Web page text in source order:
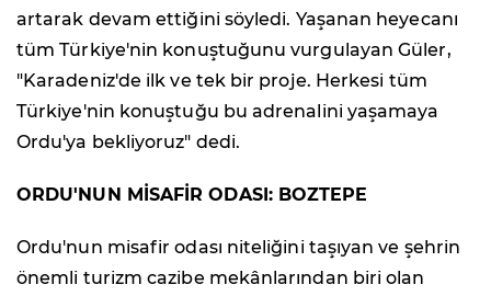
artarak devam ettiğini söyledi. Yaşanan heyecanı
tüm Türkiye'nin konuştuğunu vurgulayan Güler,
"Karadeniz'de ilk ve tek bir proje. Herkesi tüm
Türkiye'nin konuştuğu bu adrenalini yaşamaya
Ordu'ya bekliyoruz" dedi.
ORDU'NUN MİSAFİR ODASI: BOZTEPE
Ordu'nun misafir odası niteliğini taşıyan ve şehrin
önemli turizm cazibe mekânlarından biri olan